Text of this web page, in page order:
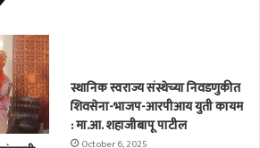
स्थानिक स्वराज्य संस्थेच्या निवडणुकीत
शिवसेना-भाजप-आरपीआय युती कायम
: मा.आ. शहाजीबापू पाटील
October 6, 2025